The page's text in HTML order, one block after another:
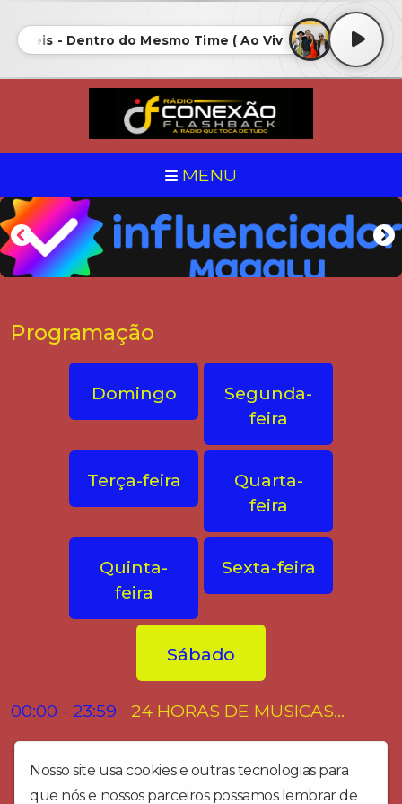
Reis - Dentro do Mesmo Time ( Ao Vivo) • Nando
MENU
Programação
Domingo
Segunda-
feira
Terça-feira
Quarta-
feira
Quinta-
feira
Sexta-feira
Sábado
00:00 - 23:59 24 HORAS DE MUSICAS
Nosso site usa cookies e outras tecnologias para
que nós e nossos parceiros possamos lembrar de